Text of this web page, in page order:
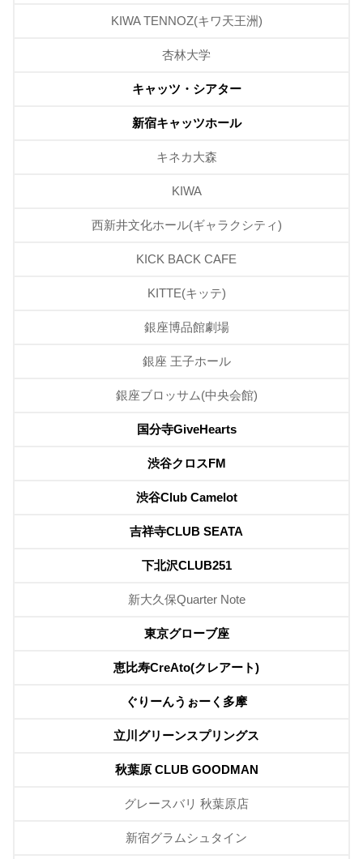
KIWA TENNOZ(キワ天王洲)
杏林大学
キャッツ・シアター
新宿キャッツホール
キネカ大森
KIWA
西新井文化ホール(ギャラクシティ)
KICK BACK CAFE
KITTE(キッテ)
銀座博品館劇場
銀座 王子ホール
銀座ブロッサム(中央会館)
国分寺GiveHearts
渋谷クロスFM
渋谷Club Camelot
吉祥寺CLUB SEATA
下北沢CLUB251
新大久保Quarter Note
東京グローブ座
恵比寿CreAto(クレアート)
ぐりーんうぉーく多摩
立川グリーンスプリングス
秋葉原 CLUB GOODMAN
グレースバリ 秋葉原店
新宿グラムシュタイン